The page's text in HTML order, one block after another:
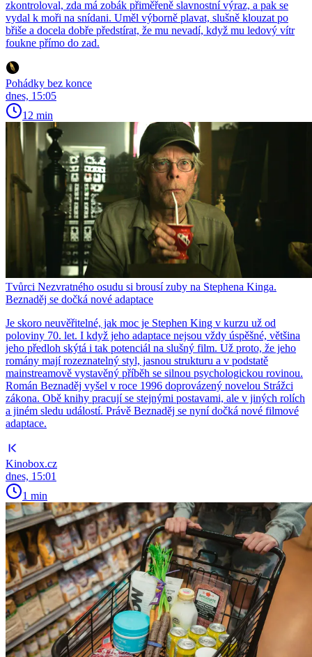
zkontroloval, zda má zobák přiměřeně slavnostní výraz, a pak se
vydal k moři na snídani. Uměl výborně plavat, slušně klouzat po
břiše a docela dobře předstírat, že mu nevadí, když mu ledový vítr
foukne přímo do zad.
Pohádky bez konce
dnes, 15:05
12 min
Tvůrci Nezvratného osudu si brousí zuby na Stephena Kinga.
Beznaděj se dočká nové adaptace
Je skoro neuvěřitelné, jak moc je Stephen King v kurzu už od
poloviny 70. let. I když jeho adaptace nejsou vždy úspěšné, většina
jeho předloh skýtá i tak potenciál na slušný film. Už proto, že jeho
romány mají rozeznatelný styl, jasnou strukturu a v podstatě
mainstreamově vystavěný příběh se silnou psychologickou rovinou.
Román Beznaděj vyšel v roce 1996 doprovázený novelou Strážci
zákona. Obě knihy pracují se stejnými postavami, ale v jiných rolích
a jiném sledu událostí. Právě Beznaděj se nyní dočká nové filmové
adaptace.
Kinobox.cz
dnes, 15:01
1 min